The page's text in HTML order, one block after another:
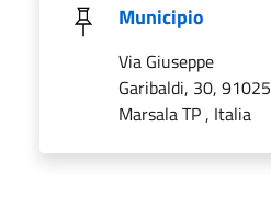
Municipio
Via Giuseppe
Garibaldi, 30, 91025
Marsala TP , Italia